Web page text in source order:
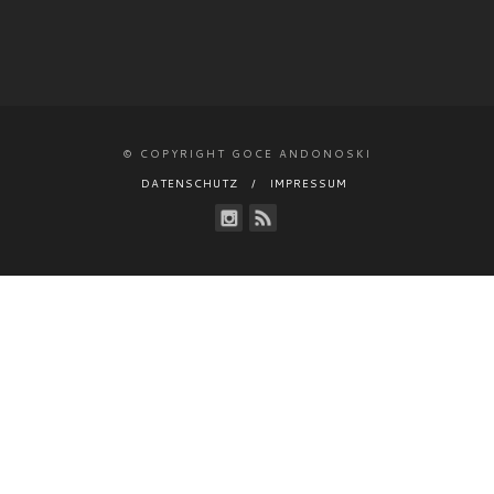
© COPYRIGHT GOCE ANDONOSKI
DATENSCHUTZ
IMPRESSUM